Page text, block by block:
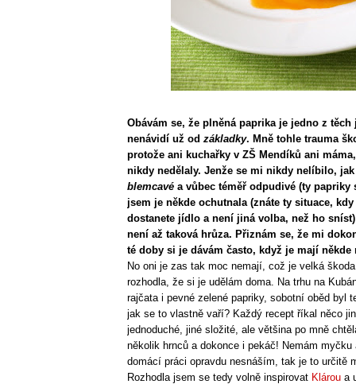
Obávám se, že plněná paprika je jedno z
nenávidí už od základky. Mně tohle trauma
protože ani kuchařky v ZŠ Mendíků ani
nikdy nedělaly. Jenže se mi nikdy nelíbilo,
blemcavé a vůbec téměř odpudivé (ty papriky
jsem je někde ochutnala (znáte ty situace,
dostanete jídlo a není jiná volba, než ho
není až taková hrůza. Přiznám se, že mi
té doby si je dávám často, když je mají někde
No oni je zas tak moc nemají, což je velká
rozhodla, že si je udělám doma. Na trhu na
rajčata i pevné zelené papriky, sobotní oběd byl
jak se to vlastně vaří? Každý recept říkal něco
jednoduché, jiné složité, ale většina po mně
několik hrnců a dokonce i pekáč! Nemám myčku
domácí práci opravdu nesnáším, tak je to určitě
Rozhodla jsem se tedy volně inspirovat Klárou a